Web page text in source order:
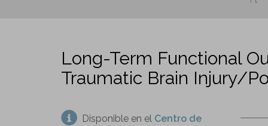
Long-Term Functional
Traumatic Brain Injury/
Disponible en el Centro de